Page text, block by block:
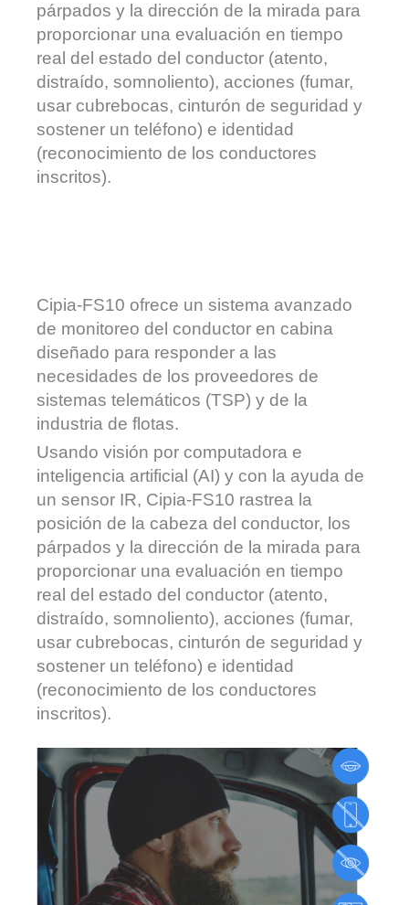
párpados y la dirección de la mirada para
proporcionar una evaluación en tiempo
real del estado del conductor (atento,
distraído, somnoliento), acciones (fumar,
usar cubrebocas, cinturón de seguridad y
sostener un teléfono) e identidad
(reconocimiento de los conductores
inscritos).
Cipia-FS10 ofrece un sistema avanzado
de monitoreo del conductor en cabina
diseñado para responder a las
necesidades de los proveedores de
sistemas telemáticos (TSP) y de la
industria de flotas.
Usando visión por computadora e
inteligencia artificial (AI) y con la ayuda de
un sensor IR, Cipia-FS10 rastrea la
posición de la cabeza del conductor, los
párpados y la dirección de la mirada para
proporcionar una evaluación en tiempo
real del estado del conductor (atento,
distraído, somnoliento), acciones (fumar,
usar cubrebocas, cinturón de seguridad y
sostener un teléfono) e identidad
(reconocimiento de los conductores
inscritos).